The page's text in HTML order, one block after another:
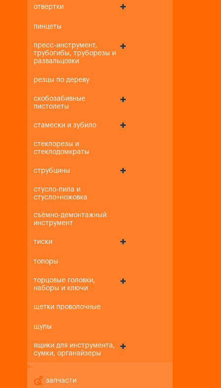
отвертки
пинцеты
пресс-инструмент,
трубогибы, труборезы и
развальцовки
резцы по дереву
скобозабивные
пистолеты
стамески и зубило
стеклорезы и
стеклодомкраты
струбцины
стусло-пила и
стусло+ножовка
съёмно-демонтажный
инструмент
тиски
топоры
торцовые головки,
наборы и ключи
щетки проволочные
щупы
ящики для инструмента,
сумки, органайзеры
+-
запчасти